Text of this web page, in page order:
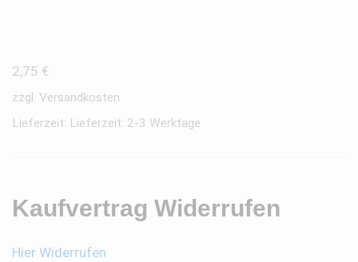
2,75 €
zzgl. Versandkosten
Lieferzeit: Lieferzeit: 2-3 Werktage
Kaufvertrag Widerrufen
Hier Widerrufen